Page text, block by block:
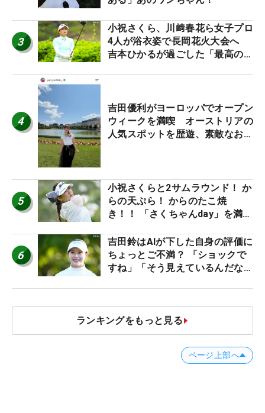
3
小祝さくら、川﨑春花ら女子プロ
4人が浴衣姿で長岡花火大会へ
吉本ひかるが過ごした「最高の夏
4
吉田優利がヨーロッパでオープン
ウィークを満喫 オーストリアの
人気スポットを歴遊、素敵なお土
5
小祝さくらと2サムラウンド！ か
らの天ぷら！ からのたこ焼
き！！ 「さくちゃんday」を満喫
6
吉田鈴はAIが下した自身の評価に
ちょっとご不満？ 「ショックで
すね」「そう見えているんだなぁ
ランキングをもっと見る
ページ上部へ